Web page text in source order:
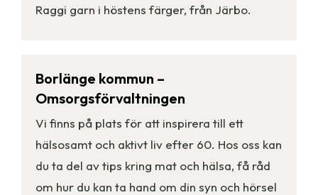
Raggi garn i höstens färger, från Järbo.
Borlänge kommun –
Omsorgsförvaltningen
Vi finns på plats för att inspirera till ett
hälsosamt och aktivt liv efter 60. Hos oss kan
du ta del av tips kring mat och hälsa, få råd
om hur du kan ta hand om din syn och hörsel